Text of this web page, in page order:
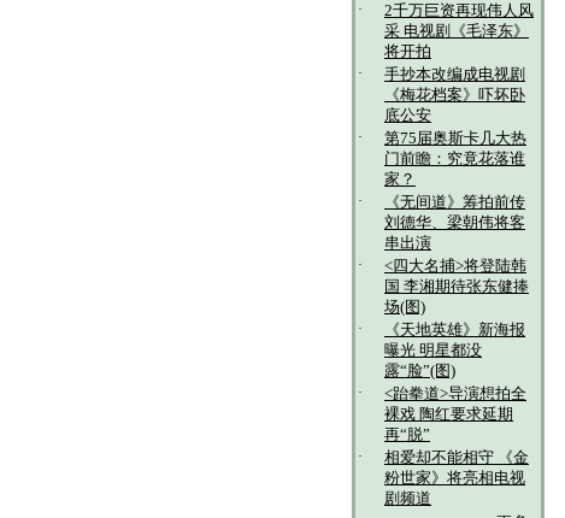
·
2千万巨资再现伟人风
采 电视剧《毛泽东》
将开拍
·
手抄本改编成电视剧
《梅花档案》吓坏卧
底公安
·
第75届奥斯卡几大热
门前瞻：究竟花落谁
家？
·
《无间道》筹拍前传
刘德华、梁朝伟将客
串出演
·
<四大名捕>将登陆韩
国 李湘期待张东健捧
场(图)
·
《天地英雄》新海报
曝光 明星都没
露“脸”(图)
·
<跆拳道>导演想拍全
裸戏 陶红要求延期
再“脱”
·
相爱却不能相守 《金
粉世家》将亮相电视
剧频道